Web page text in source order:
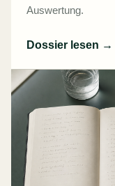
Auswertung.
Dossier lesen →